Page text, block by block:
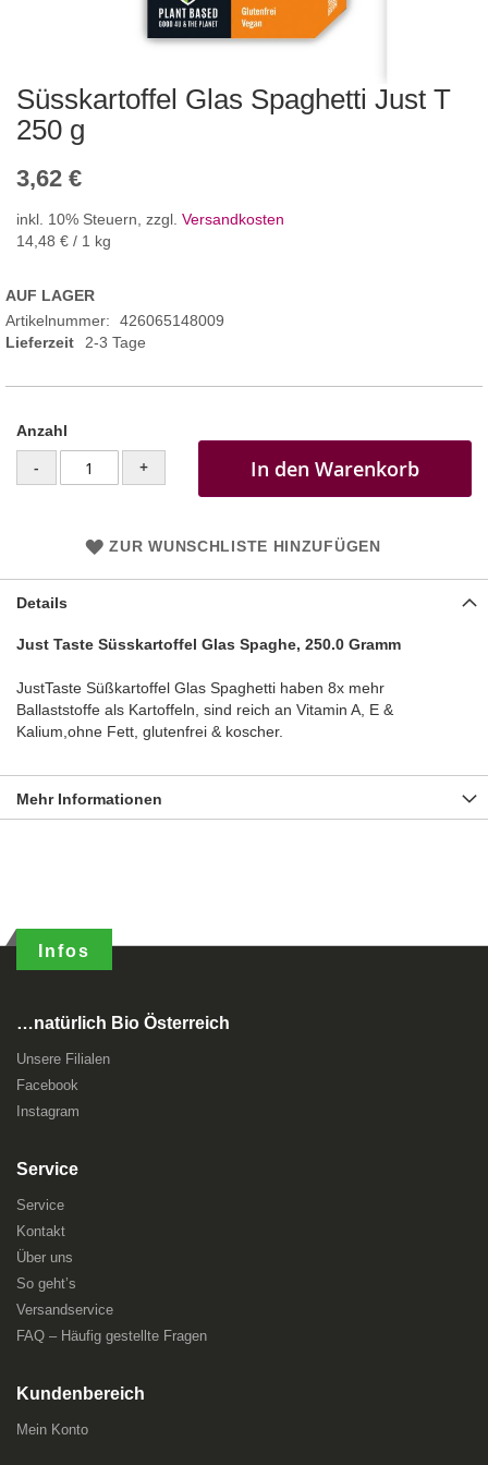
Süsskartoffel Glas Spaghetti Just T
250 g
3,62 €
inkl. 10% Steuern, zzgl. Versandkosten
14,48 € / 1 kg
AUF LAGER
Artikelnummer
426065148009
Lieferzeit
2-3 Tage
Anzahl
- + In den Warenkorb
ZUR WUNSCHLISTE HINZUFÜGEN
Details
Just Taste Süsskartoffel Glas Spaghe, 250.0 Gramm
JustTaste Süßkartoffel Glas Spaghetti haben 8x mehr
Ballaststoffe als Kartoffeln, sind reich an Vitamin A, E &
Kalium,ohne Fett, glutenfrei & koscher.
Mehr Informationen
Infos
…natürlich Bio Österreich
Unsere Filialen
Facebook
Instagram
Service
Service
Kontakt
Über uns
So geht’s
Versandservice
FAQ – Häufig gestellte Fragen
Kundenbereich
Mein Konto